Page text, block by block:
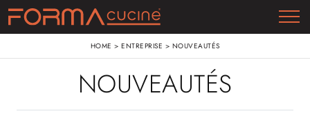
HOME > ENTREPRISE > NOUVEAUTÉS
NOUVEAUTÉS